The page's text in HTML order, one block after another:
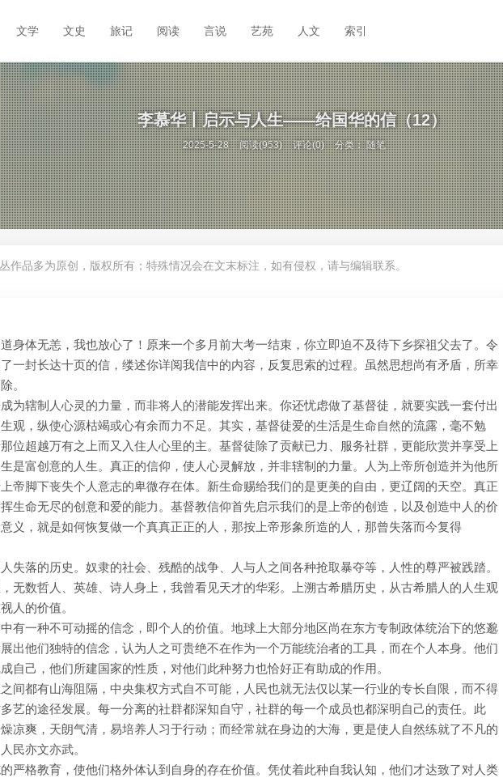
文学 文史 旅记 阅读 言说 艺苑 人文 索引
李慕华丨启示与人生——给国华的信（12）
2025-5-28 阅读(953) 评论(0) 分类：随笔
作品多为原创，版权所有；特殊情况会在文末标注，如有侵权，请与编辑联系。
身体无恙，我也放心了！原来一个多月前大考一结束，你立即迫不及待下乡探祖父去了。令
一封长达十页的信，缕述你详阅我信中的内容，反复思索的过程。虽然思想尚有矛盾，所幸
。
为辖制人心灵的力量，而非将人的潜能发挥出来。你还忧虑做了基督徒，就要实践一套付出
观，纵使心源枯竭或心有余而力不足。其实，基督徒爱的生活是生命自然的流露，毫不勉
位超越万有之上而又入住人心里的主。基督徒除了贡献已力、服务社群，更能欣赏并享受上
是富创意的人生。真正的信仰，使人心灵解放，并非辖制的力量。人为上帝所创造并为他所
帝脚下丧失个人意志的卑微存在体。新生命赐给我们的是更美的自由，更辽阔的天空。真正
生命无尽的创意和爱的能力。基督教信仰首先启示我们的是上帝的创造，以及创造中人的价
义，就是如何恢复做一个真真正正的人，那按上帝形象所造的人，那曾失落而今复得
失落的历史。奴隶的社会、残酷的战争、人与人之间各种抢取暴夺等，人性的尊严被践踏。
无数哲人、英雄、诗人身上，我曾看见天才的华彩。上溯古希腊历史，从古希腊人的人生观
人的价值。
有一种不可动摇的信念，即个人的价值。地球上大部分地区尚在东方专制政体统治下的悠邈
出他们独特的信念，认为人之可贵绝不在作为一个万能统治者的工具，而在个人本身。他们
自己，他们所建国家的性质，对他们此种努力也恰好正有助成的作用。
间都有山海阻隔，中央集权方式自不可能，人民也就无法仅以某一行业的专长自限，而不得
艺的途径发展。每一分离的社群都深知自守，社群的每一个成员也都深明自己的责任。此
凉爽，天朗气清，易培养人习于行动；而经常就在身边的大海，更是使人自然练就了不凡的
民亦文亦武。
严格教育，使他们格外体认到自身的存在价值。凭仗着此种自我认知，他们才达致了对人类